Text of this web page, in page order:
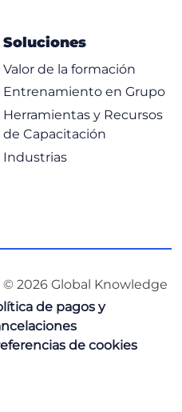
Soluciones
Valor de la formación
Entrenamiento en Grupo
Herramientas y Recursos
de Capacitación
Industrias
© 2026 Global Knowledge
de pagos y
de cookies